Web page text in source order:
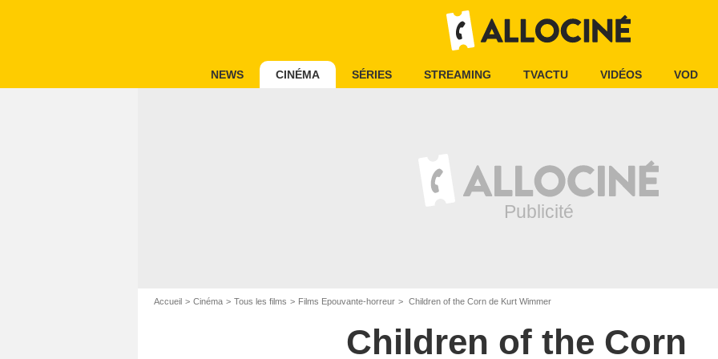
NEWS CINÉMA SÉRIES STREAMING TVACTU VIDÉOS VOD
Accueil Cinéma Tous les films Films Epouvante-horreur Children of the Corn de Kurt Wimmer
Children of the Corn